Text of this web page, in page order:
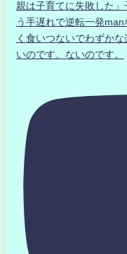
親は子育てに失敗した
う手遅れで逆転一発
く食いつないでわずか
いのです。ないのです。